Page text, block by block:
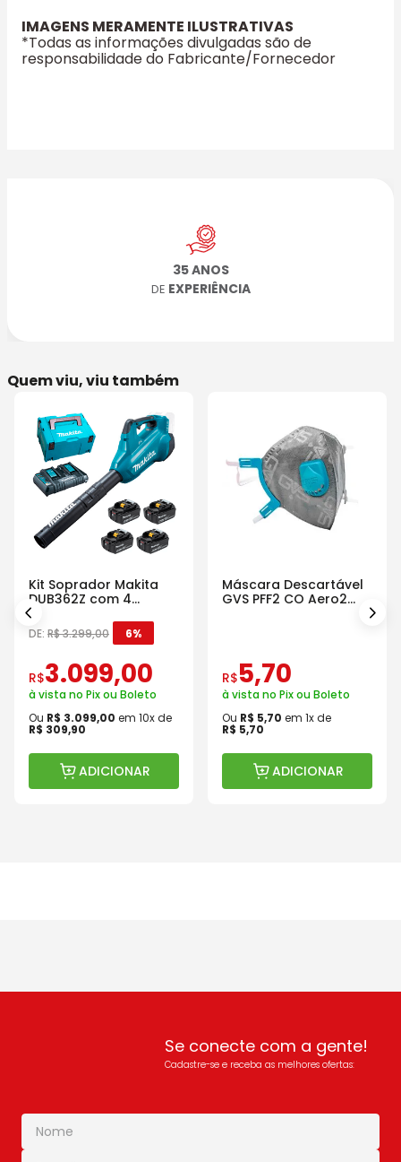
IMAGENS MERAMENTE ILUSTRATIVAS
*Todas as informações divulgadas são de
responsabilidade do Fabricante/Fornecedor
35 ANOS
DE EXPERIÊNCIA
Quem viu, viu também
Kit Soprador Makita
DUB362Z com 4
Baterias Carregador e
Maleta
DE: R$3.299,00 6%
R$3.099,00
à vista no Pix ou Boleto
Ou R$ 3.099,00 em 10x de
R$ 309,90
ADICIONAR
Máscara Descartável
GVS PFF2 CO Aero2
R$5,70
à vista no Pix ou Boleto
Ou R$ 5,70 em 1x de
R$ 5,70
ADICIONAR
Se conecte com a gente!
Cadastre-se e receba as melhores ofertas: